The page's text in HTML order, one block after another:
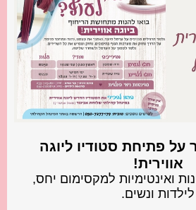
פתיחת סטודיו ליוגה
אווירית!
ואינטימיות למקסימום יחס,
לילדות ונשים.